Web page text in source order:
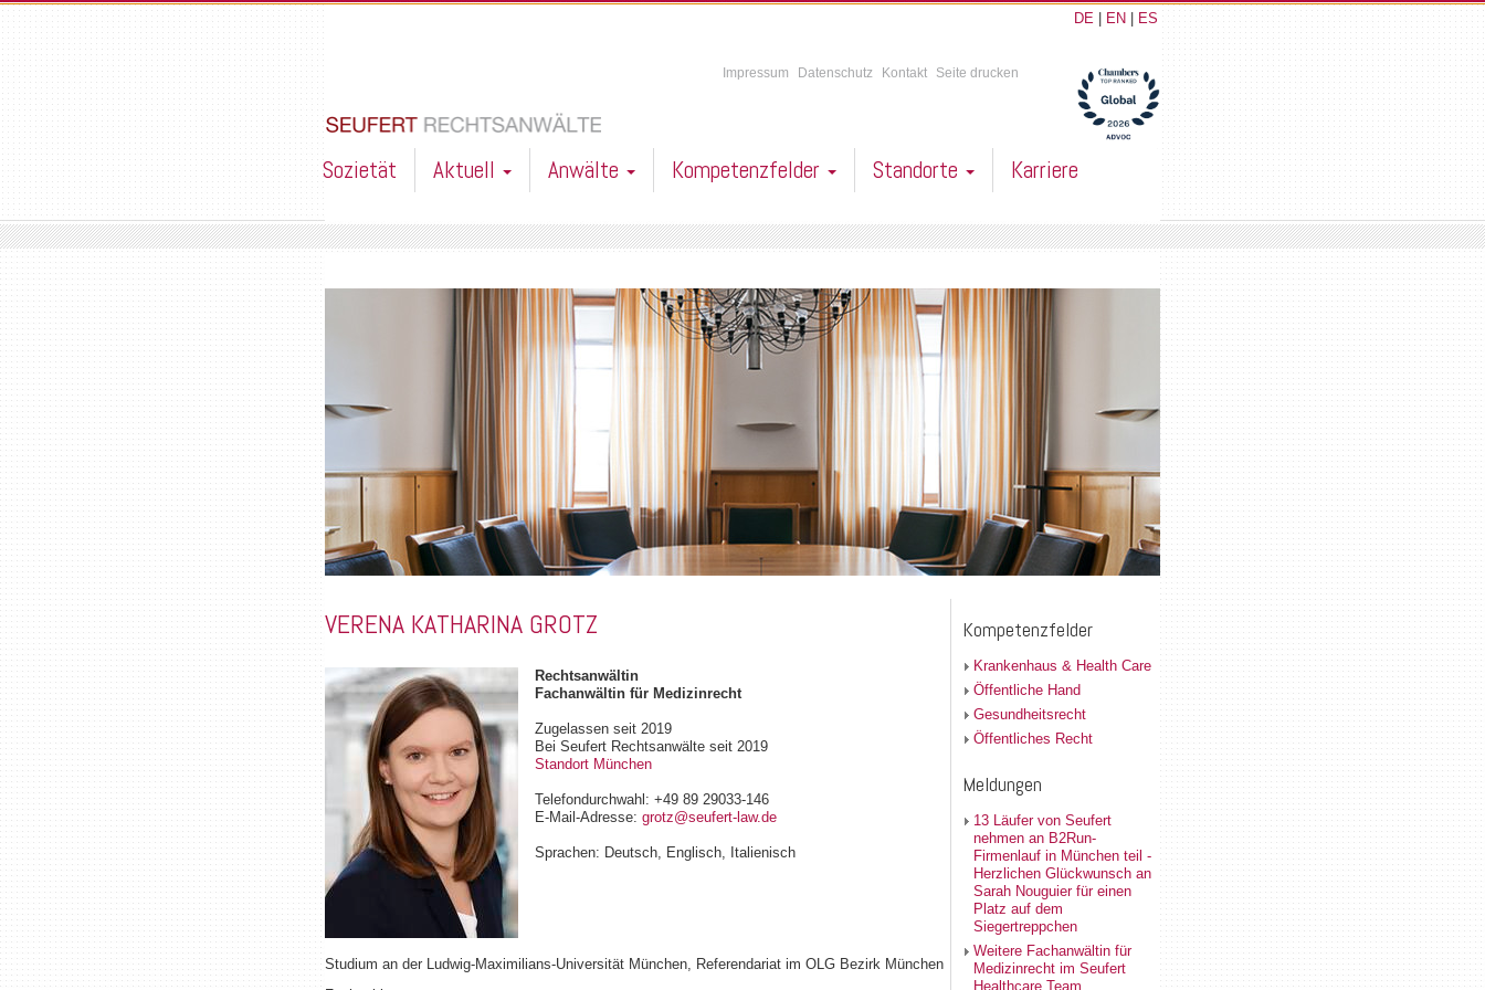
DE EN ES
Impressum Datenschutz Kontakt Seite drucken
Sozietät Aktuell Anwälte Kompetenzfelder Standorte Karriere
VERENA KATHARINA GROTZ
Rechtsanwältin
Fachanwältin für Medizinrecht
Zugelassen seit 2019
Bei Seufert Rechtsanwälte seit 2019
Standort München
Telefondurchwahl: +49 89 29033-146
E-Mail-Adresse: grotz@seufert-law.de
Sprachen: Deutsch, Englisch, Italienisch
Studium an der Ludwig-Maximilians-Universität München, Referendariat im OLG Bezirk München
Kompetenzfelder
Krankenhaus & Health Care
Öffentliche Hand
Gesundheitsrecht
Öffentliches Recht
Meldungen
13 Läufer von Seufert
nehmen an B2Run-
Firmenlauf in München teil -
Herzlichen Glückwunsch an
Sarah Nouguier für einen
Platz auf dem
Siegertreppchen
Weitere Fachanwältin für
Medizinrecht im Seufert
Healthcare Team